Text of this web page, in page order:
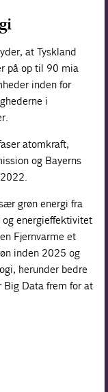
at Tyskland
på op til 90 mia
inden for
i
atomkraft,
og Bayerns
grøn energi fra
energieffektivitet
Fjernvarme et
inden 2025 og
herunder bedre
Big Data frem for at